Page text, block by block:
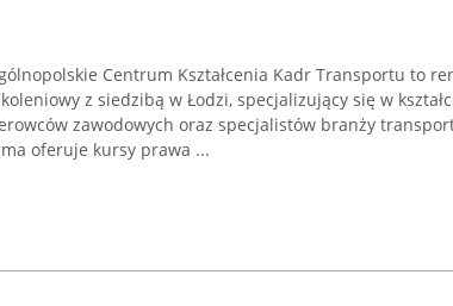
Centrum Kształcenia Kadr Transportu to
z siedzibą w Łodzi, specjalizujący się w
zawodowych oraz specjalistów branży
oferuje kursy prawa ...